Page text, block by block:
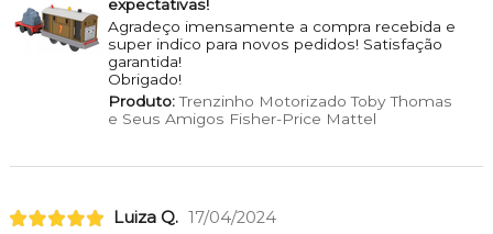
expectativas!
Agradeço imensamente a compra recebida e
super indico para novos pedidos! Satisfação
garantida!
Obrigado!
Produto:Trenzinho Motorizado Toby Thomas
e Seus Amigos Fisher-Price Mattel
Luiza Q. 17/04/2024